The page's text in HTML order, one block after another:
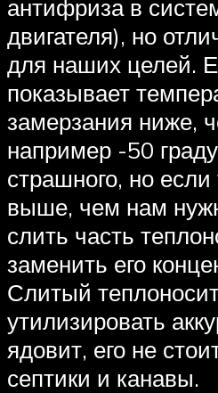
антифриза в
двигателя), но
для наших целей.
показывает
замерзания ниже,
например -50
страшного, но
выше, чем нам
слить часть
заменить его
Слитый
утилизировать
ядовит, его не
септики и канавы.